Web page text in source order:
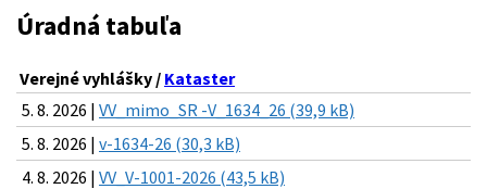
Úradná tabuľa
Verejné vyhlášky / Kataster
5. 8. 2026 | VV_mimo_SR -V_1634_26 (39,9 kB)
5. 8. 2026 | v-1634-26 (30,3 kB)
4. 8. 2026 | VV_V-1001-2026 (43,5 kB)